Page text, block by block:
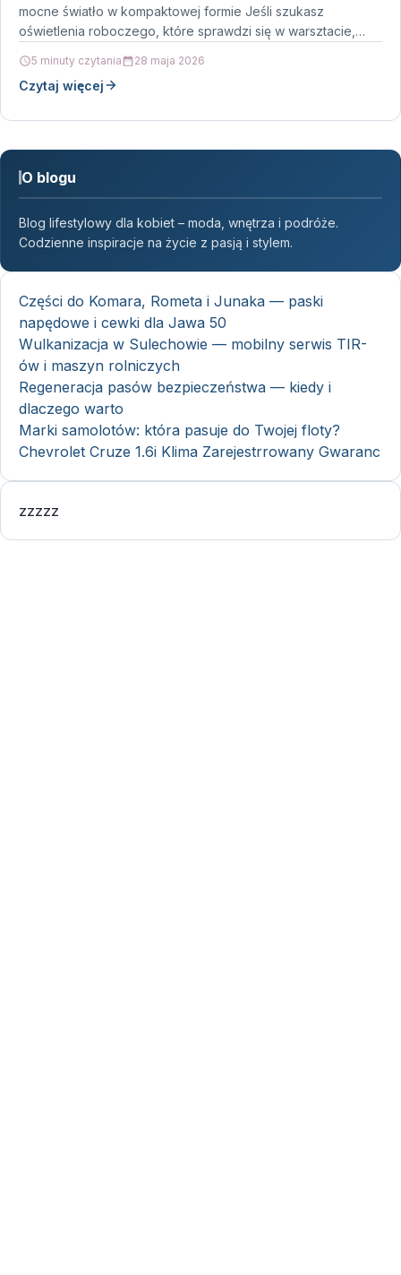
mocne światło w kompaktowej formie Jeśli szukasz
oświetlenia roboczego, które sprawdzi się w warsztacie,
5 minuty czytania 28 maja 2026
Czytaj więcej
O blogu
Blog lifestylowy dla kobiet – moda, wnętrza i podróże.
Codzienne inspiracje na życie z pasją i stylem.
Części do Komara, Rometa i Junaka — paski
napędowe i cewki dla Jawa 50
Wulkanizacja w Sulechowie — mobilny serwis TIR-
ów i maszyn rolniczych
Regeneracja pasów bezpieczeństwa — kiedy i
dlaczego warto
Marki samolotów: która pasuje do Twojej floty?
Chevrolet Cruze 1.6i Klima Zarejestrrowany Gwaranc
zzzzz